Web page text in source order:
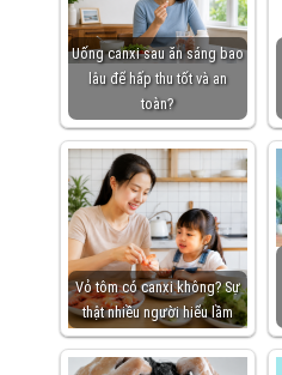
Uống canxi sau ăn sáng bao
lâu để hấp thu tốt và an
toàn?
Vỏ tôm có canxi không? Sự
thật nhiều người hiểu lầm